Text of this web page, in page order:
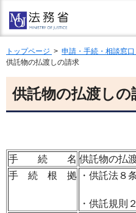
トップページ > 申請・手続・相談窓口
供託物の払渡しの請求
供託物の払渡しの
手 続 名 供託物の払
手 続 根 拠
・供託法８
・供託規則